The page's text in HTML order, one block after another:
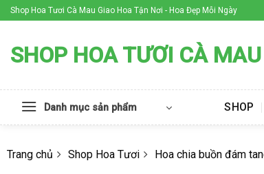
Skip
to
Shop Hoa Tươi Cà Mau Giao Hoa Tận Nơi - Hoa Đẹp Mỗi Ngày
SHOP HOA TƯƠI CÀ MAU
Danh mục sản phẩm SHOP
Trang chủ Shop Hoa Tươi Hoa chia buồn đám